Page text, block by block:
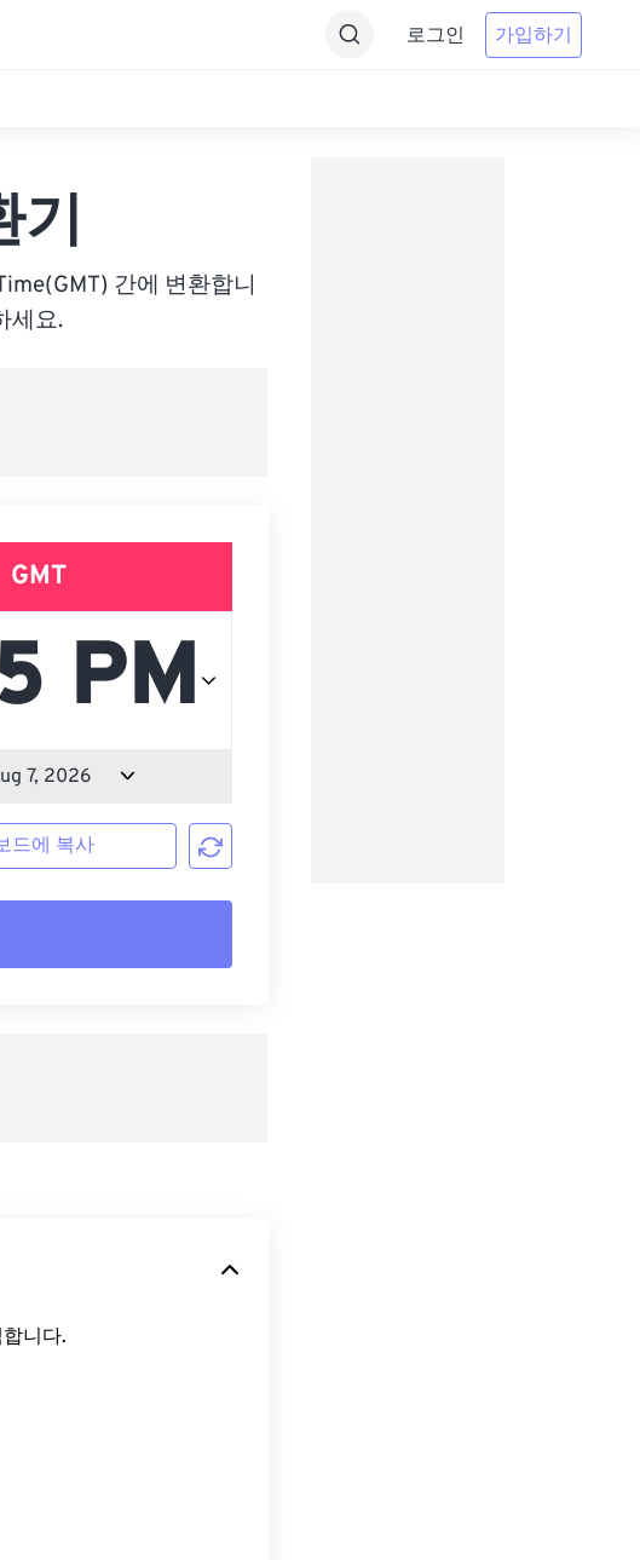
로그인 가입하기
간에 변환합니
세요.
GMT
드에 복사
니다.